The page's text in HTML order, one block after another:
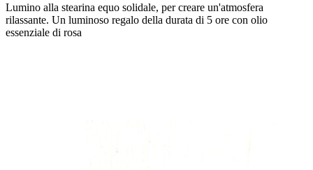
Lumino alla stearina equo solidale, per creare un'atmosfera
rilassante. Un luminoso regalo della durata di 5 ore con olio
essenziale di rosa